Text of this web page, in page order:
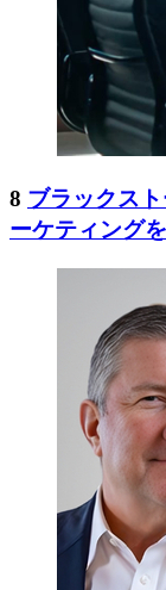
8 ブラックス
ーケティング